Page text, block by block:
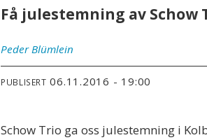
Få julestemning av Schow
Peder Blümlein
PUBLISERT 06.11.2016 - 19:00
Schow Trio ga oss julestemning i